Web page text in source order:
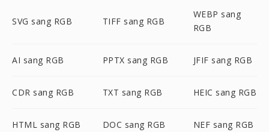
SVG sang RGB TIFF sang RGB
WEBP sang
RGB
AI sang RGB PPTX sang RGB JFIF sang RGB
CDR sang RGB TXT sang RGB HEIC sang RGB
HTML sang RGB DOC sang RGB NEF sang RGB